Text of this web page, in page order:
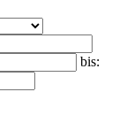
bis: